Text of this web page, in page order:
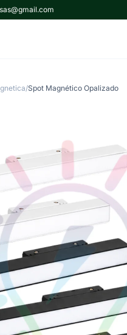
/Spot Magnético Opalizado